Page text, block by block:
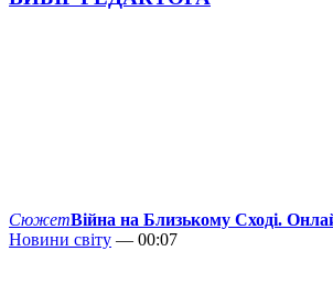
СюжетВійна на Близькому Сході.
Новини світу — 00:07